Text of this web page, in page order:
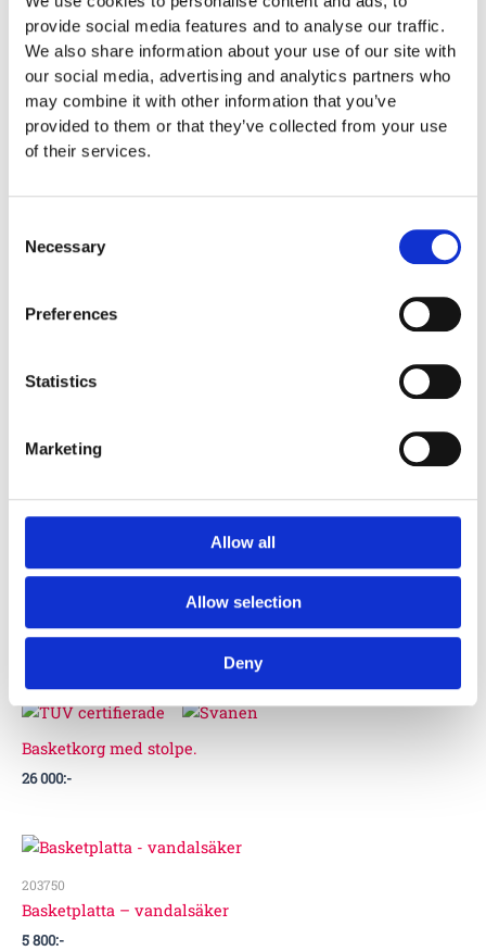
provide social media features and to analyse our traffic.
We also share information about your use of our site with
our social media, advertising and analytics partners who
may combine it with other information that you’ve
provided to them or that they’ve collected from your use
of their services.
Selection
Necessary
Preferences
Statistics
Marketing
Allow all
Allow selection
Deny
Basketbollmål för vägg
18 000:-
70-865-010
6 000:-
Basketkorg med nät, galvaniserat stål
203500
Basketkorg med nät, rostfritt
4 500:-
71-862-052
Basketkorg med stolpe.
26 000:-
203750
Basketplatta – vandalsäker
5 800:-